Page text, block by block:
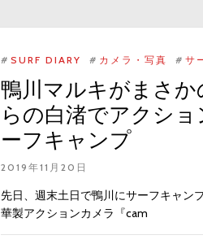
# SURF DIARY # カメラ・写真 # サ
鴨川マルキがまさ
らの白渚でアクシ
ーフキャンプ
2019年11月20日
先日、週末土日で鴨川にサーフキャン
華製アクションカメラ『cam